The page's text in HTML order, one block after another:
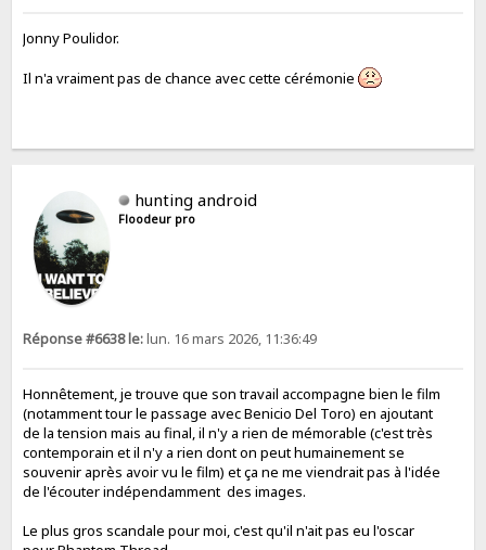
Jonny Poulidor.
Il n'a vraiment pas de chance avec cette cérémonie
hunting android
Floodeur pro
Réponse #6638 le:lun. 16 mars 2026, 11:36:49
Honnêtement, je trouve que son travail accompagne bien le film
(notamment tour le passage avec Benicio Del Toro) en ajoutant
de la tension mais au final, il n'y a rien de mémorable (c'est très
contemporain et il n'y a rien dont on peut humainement se
souvenir après avoir vu le film) et ça ne me viendrait pas à l'idée
de l'écouter indépendamment des images.
Le plus gros scandale pour moi, c'est qu'il n'ait pas eu l'oscar